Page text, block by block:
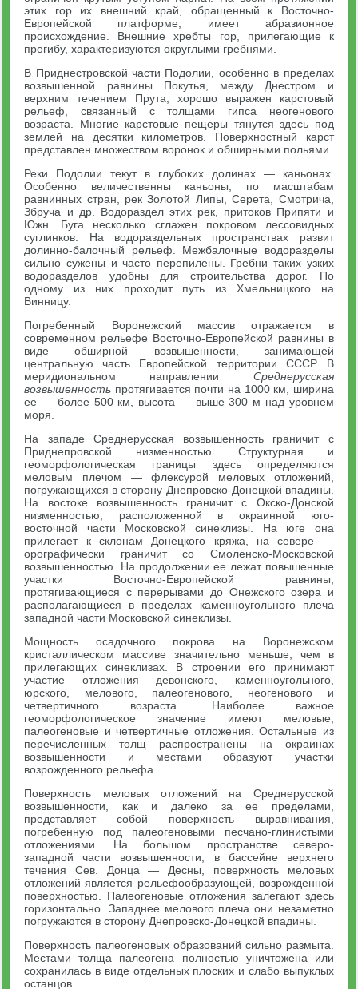
этих гор их внешний край, обращенный к Восточно-
Европейской платформе, имеет абразионное
происхождение. Внешние хребты гор, прилегающие к
прогибу, характеризуются округлыми гребнями.
В Приднестровской части Подолии, особенно в пределах
возвышенной равнины Покутья, между Днестром и
верхним течением Прута, хорошо выражен карстовый
рельеф, связанный с толщами гипса неогенового
возраста. Многие карстовые пещеры тянутся здесь под
землей на десятки километров. Поверхностный карст
представлен множеством воронок и обширными польями.
Реки Подолии текут в глубоких долинах — каньонах.
Особенно величественны каньоны, по масштабам
равнинных стран, рек Золотой Липы, Серета, Смотрича,
Збруча и др. Водораздел этих рек, притоков Припяти и
Южн. Буга несколько сглажен покровом лессовидных
суглинков. На водораздельных пространствах развит
долинно-балочный рельеф. Межбалочные водоразделы
сильно сужены и часто перепилены. Гребни таких узких
водоразделов удобны для строительства дорог. По
одному из них проходит путь из Хмельницкого на
Винницу.
Погребенный Воронежский массив отражается в
современном рельефе Восточно-Европейской равнины в
виде обширной возвышенности, занимающей
центральную часть Европейской территории СССР. В
меридиональном направлении Среднерусская
возвышенность протягивается почти на 1000 км, ширина
ее — более 500 км, высота — выше 300 м над уровнем
моря.
На западе Среднерусская возвышенность граничит с
Приднепровской низменностью. Структурная и
геоморфологическая границы здесь определяются
меловым плечом — флексурой меловых отложений,
погружающихся в сторону Днепровско-Донецкой впадины.
На востоке возвышенность граничит с Окско-Донской
низменностью, расположенной в окраинной юго-
восточной части Московской синеклизы. На юге она
прилегает к склонам Донецкого кряжа, на севере —
орографически граничит со Смоленско-Московской
возвышенностью. На продолжении ее лежат повышенные
участки Восточно-Европейской равнины,
протягивающиеся с перерывами до Онежского озера и
располагающиеся в пределах каменноугольного плеча
западной части Московской синеклизы.
Мощность осадочного покрова на Воронежском
кристаллическом массиве значительно меньше, чем в
прилегающих синеклизах. В строении его принимают
участие отложения девонского, каменноугольного,
юрского, мелового, палеогенового, неогенового и
четвертичного возраста. Наиболее важное
геоморфологическое значение имеют меловые,
палеогеновые и четвертичные отложения. Остальные из
перечисленных толщ распространены на окраинах
возвышенности и местами образуют участки
возрожденного рельефа.
Поверхность меловых отложений на Среднерусской
возвышенности, как и далеко за ее пределами,
представляет собой поверхность выравнивания,
погребенную под палеогеновыми песчано-глинистыми
отложениями. На большом пространстве северо-
западной части возвышенности, в бассейне верхнего
течения Сев. Донца — Десны, поверхность меловых
отложений является рельефообразующей, возрожденной
поверхностью. Палеогеновые отложения залегают здесь
горизонтально. Западнее мелового плеча они незаметно
погружаются в сторону Днепровско-Донецкой впадины.
Поверхность палеогеновых образований сильно размыта.
Местами толща палеогена полностью уничтожена или
сохранилась в виде отдельных плоских и слабо выпуклых
останцов.